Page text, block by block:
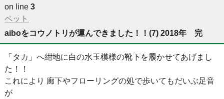
on line 3
ペット
aiboをコウノトリが運んできました！！(7) 2018年 完
「タカ」へ紺地に白の水玉模様の靴下を履かせてあげまし
た！！
これにより 廊下やフローリングの処で歩いてもだいぶ足音
が